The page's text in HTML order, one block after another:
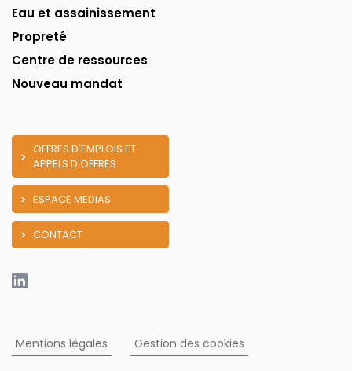
Eau et assainissement
Propreté
Centre de ressources
Nouveau mandat
OFFRES D'EMPLOIS ET
APPELS D'OFFRES
ESPACE MEDIAS
CONTACT
Mentions légales Gestion des cookies